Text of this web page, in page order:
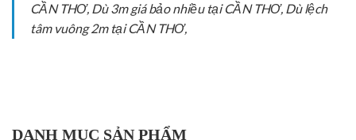
CẦN THƠ, Dù 3m giá bảo nhiều tại CẦN THƠ, Dù lệch
tâm vuông 2m tại CẦN THƠ,
DANH MỤC SẢN PHẨM